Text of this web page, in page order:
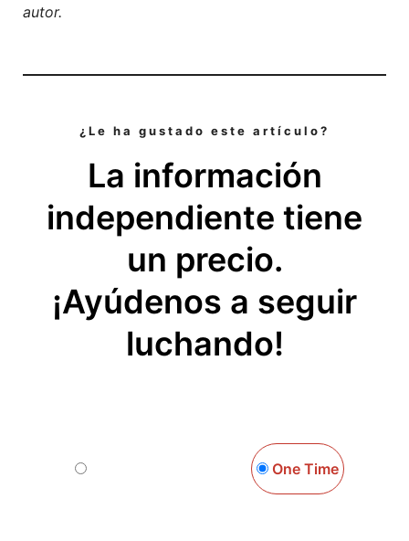
autor.
¿Le ha gustado este artículo?
La información
independiente tiene
un precio.
¡Ayúdenos a seguir
luchando!
One Time
Monthly